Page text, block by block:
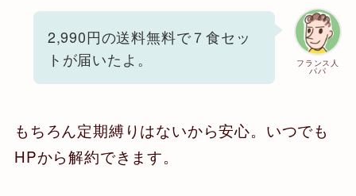
フランス人
パパ
2,990円の送料無料で７食セッ
トが届いたよ。
もちろん定期縛りはないから安心。いつでも
HPから解約できます。